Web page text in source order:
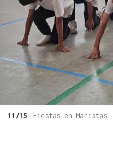
11/15 Fiestas en Maristas